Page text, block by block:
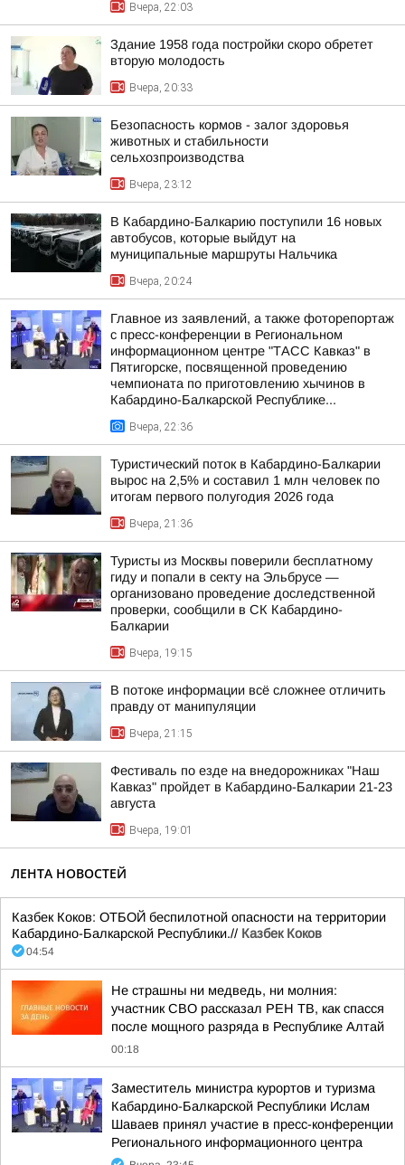
Вчера, 22:03
Здание 1958 года постройки скоро обретет
вторую молодость
Вчера, 20:33
Безопасность кормов - залог здоровья
животных и стабильности
сельхозпроизводства
Вчера, 23:12
В Кабардино-Балкарию поступили 16 новых
автобусов, которые выйдут на
муниципальные маршруты Нальчика
Вчера, 20:24
Главное из заявлений, а также фоторепортаж
с пресс-конференции в Региональном
информационном центре "ТАСС Кавказ" в
Пятигорске, посвященной проведению
чемпионата по приготовлению хычинов в
Кабардино-Балкарской Республике...
Вчера, 22:36
Туристический поток в Кабардино-Балкарии
вырос на 2,5% и составил 1 млн человек по
итогам первого полугодия 2026 года
Вчера, 21:36
Туристы из Москвы поверили бесплатному
гиду и попали в секту на Эльбрусе —
организовано проведение доследственной
проверки, сообщили в СК Кабардино-
Балкарии
Вчера, 19:15
В потоке информации всё сложнее отличить
правду от манипуляции
Вчера, 21:15
Фестиваль по езде на внедорожниках "Наш
Кавказ" пройдет в Кабардино-Балкарии 21-23
августа
Вчера, 19:01
ЛЕНТА НОВОСТЕЙ
Казбек Коков: ОТБОЙ беспилотной опасности на территории
Кабардино-Балкарской Республики.// Казбек Коков
04:54
Не страшны ни медведь, ни молния:
участник СВО рассказал РЕН ТВ, как спасся
после мощного разряда в Республике Алтай
00:18
Заместитель министра курортов и туризма
Кабардино-Балкарской Республики Ислам
Шаваев принял участие в пресс-конференции
Регионального информационного центра